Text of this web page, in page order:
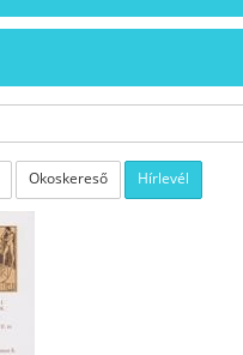
Okoskereső Hírlevél